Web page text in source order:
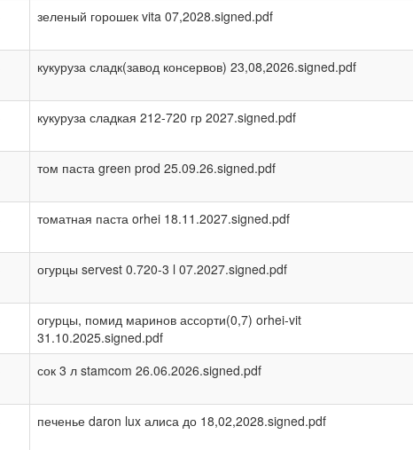
зеленый горошек vita 07,2028.signed.pdf
кукуруза сладк(завод консервов) 23,08,2026.signed.pdf
кукуруза сладкая 212-720 гр 2027.signed.pdf
том паста green prod 25.09.26.signed.pdf
томатная паста orhei 18.11.2027.signed.pdf
огурцы servest 0.720-3 l 07.2027.signed.pdf
огурцы, помид маринов ассорти(0,7) orhei-vit
31.10.2025.signed.pdf
сок 3 л stamcom 26.06.2026.signed.pdf
печенье daron lux алиса до 18,02,2028.signed.pdf